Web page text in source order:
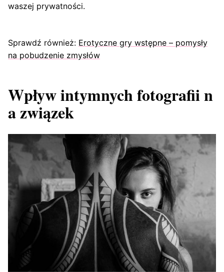
waszej prywatności.
Sprawdź również: Erotyczne gry wstępne – pomysły
na pobudzenie zmysłów
Wpływ intymnych fotografii n
a związek